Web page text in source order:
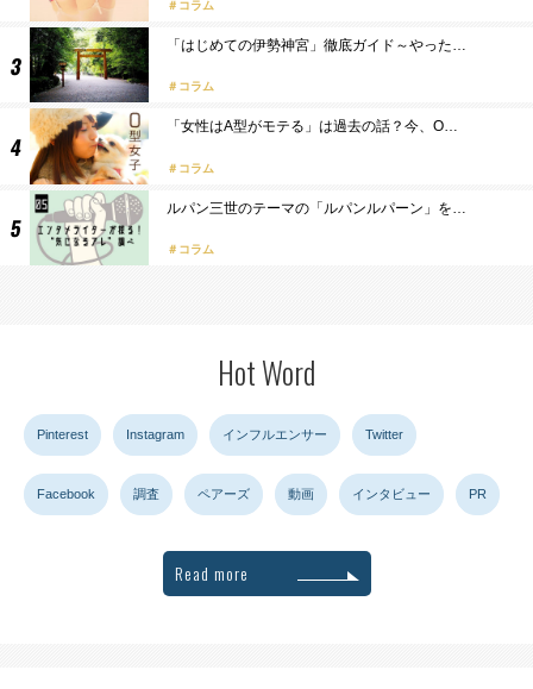
コラム
「はじめての伊勢神宮」徹底ガイド～やった…
コラム
「女性はA型がモテる」は過去の話？今、O…
コラム
ルパン三世のテーマの「ルパンルパーン」を…
コラム
Hot Word
Pinterest Instagram インフルエンサー Twitter
Facebook 調査 ペアーズ 動画 インタビュー PR
Read more